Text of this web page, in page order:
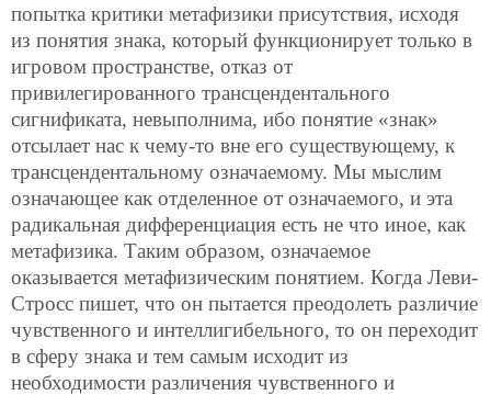
попытка критики метафизики присутствия, исходя
из понятия знака, который функционирует только в
игровом пространстве, отказ от
привилегированного трансцендентального
сигнификата, невыполнима, ибо понятие «знак»
отсылает нас к чему-то вне его существующему, к
трансцендентальному означаемому. Мы мыслим
означающее как отделенное от означаемого, и эта
радикальная дифференциация есть не что иное, как
метафизика. Таким образом, означаемое
оказывается метафизическим понятием. Когда Леви-
Стросс пишет, что он пытается преодолеть различие
чувственного и интеллигибельного, то он переходит
в сферу знака и тем самым исходит из
необходимости различения чувственного и